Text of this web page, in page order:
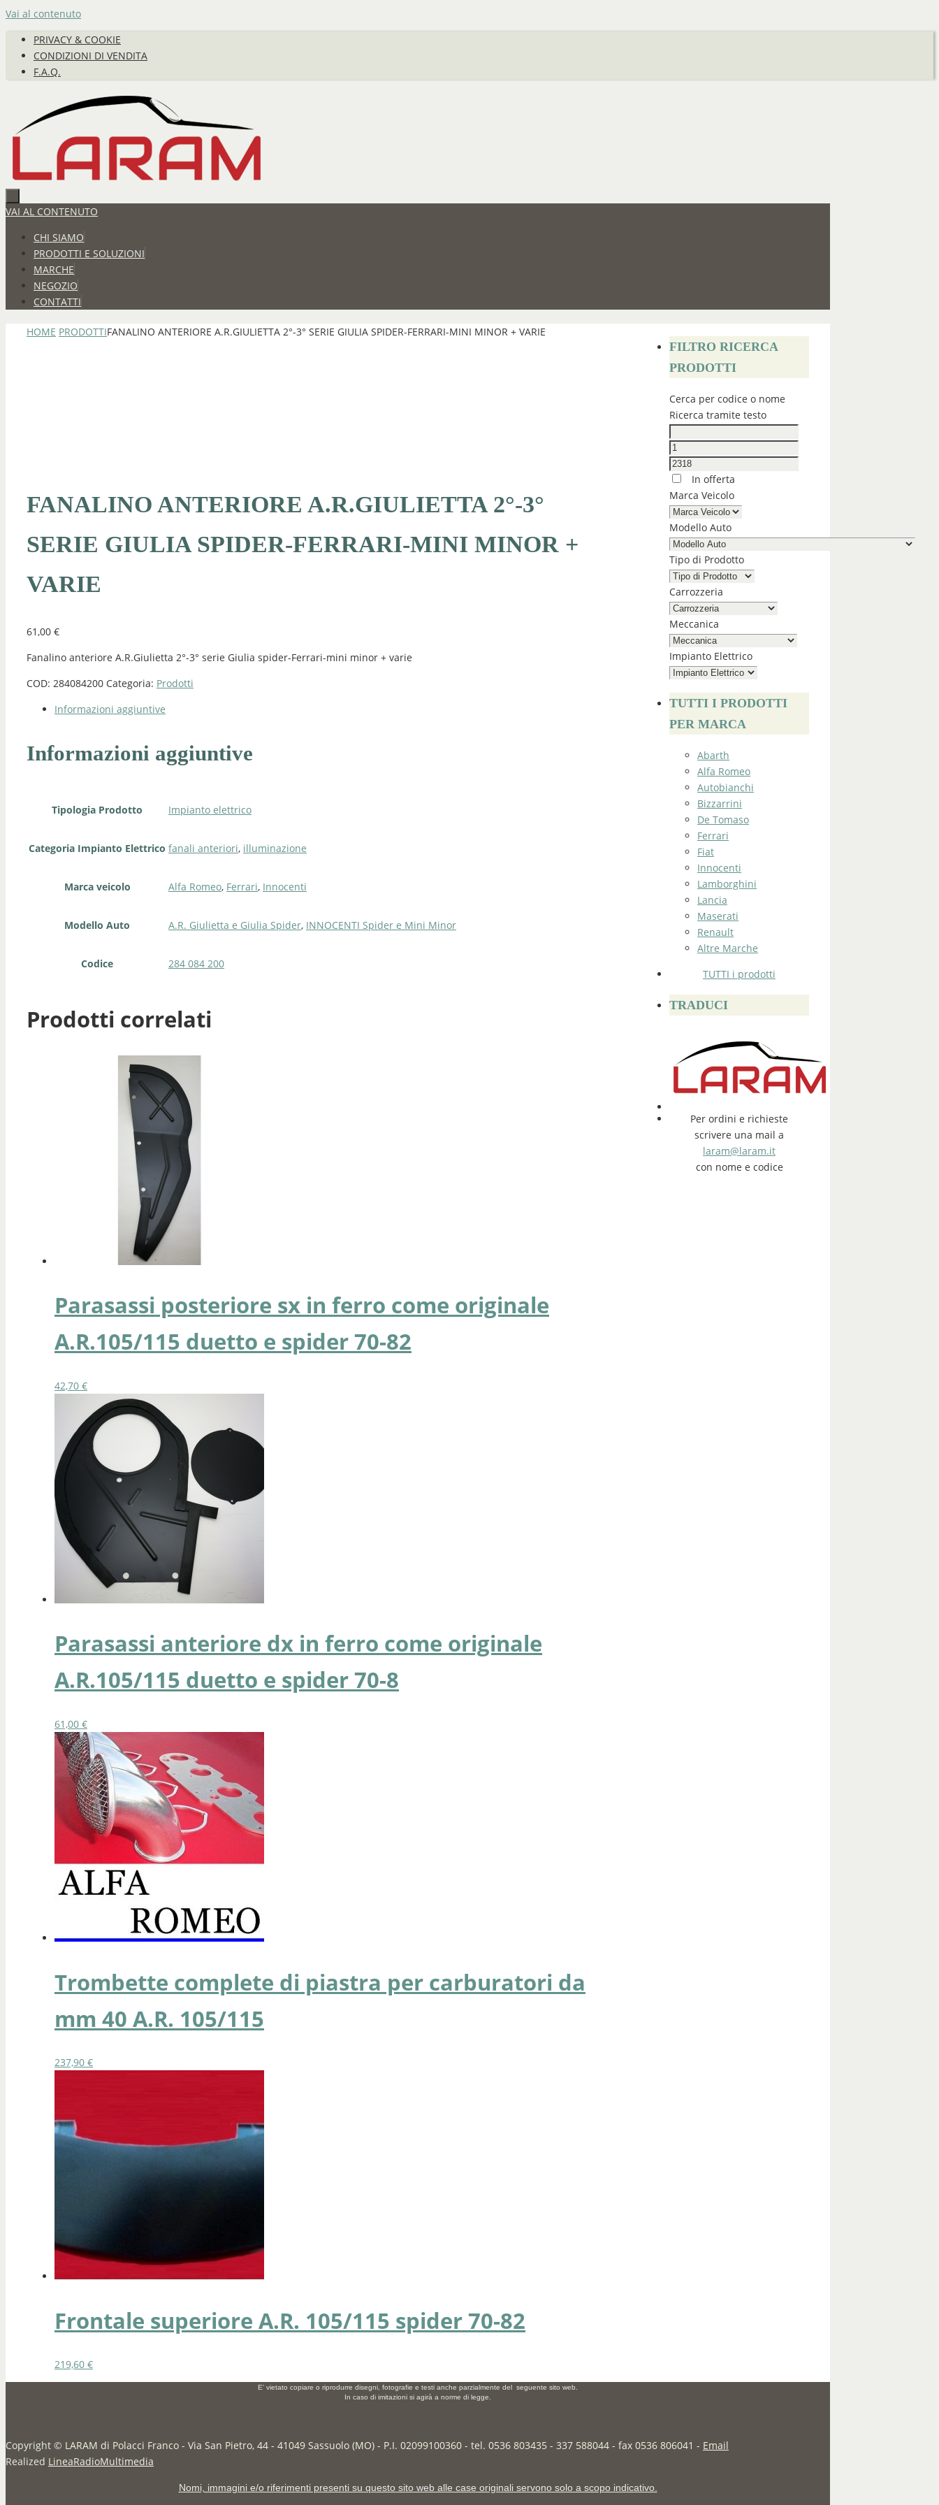
Vai al contenuto
PRIVACY & COOKIE
CONDIZIONI DI VENDITA
F.A.Q.
VAI AL CONTENUTO
CHI SIAMO
PRODOTTI E SOLUZIONI
MARCHE
NEGOZIO
CONTATTI
HOME PRODOTTIFANALINO ANTERIORE A.R.GIULIETTA 2°-3° SERIE GIULIA SPIDER-FERRARI-MINI MINOR + VARIE
FANALINO ANTERIORE A.R.GIULIETTA 2°-3°
SERIE GIULIA SPIDER-FERRARI-MINI MINOR +
VARIE
61,00 €
Fanalino anteriore A.R.Giulietta 2°-3° serie Giulia spider-Ferrari-mini minor + varie
COD: 284084200 Categoria: Prodotti
Informazioni aggiuntive
Informazioni aggiuntive
Tipologia Prodotto Impianto elettrico
Categoria Impianto Elettrico fanali anteriori, illuminazione
Marca veicolo Alfa Romeo, Ferrari, Innocenti
Modello Auto A.R. Giulietta e Giulia Spider, INNOCENTI Spider e Mini Minor
Codice 284 084 200
Prodotti correlati
Parasassi posteriore sx in ferro come originale
A.R.105/115 duetto e spider 70-82
42,70 €
Parasassi anteriore dx in ferro come originale
A.R.105/115 duetto e spider 70-8
61,00 €
Trombette complete di piastra per carburatori da
mm 40 A.R. 105/115
237,90 €
Frontale superiore A.R. 105/115 spider 70-82
219,60 €
FILTRO RICERCA
PRODOTTI
Cerca per codice o nome
Ricerca tramite testo
In offerta
Marca Veicolo
Modello Auto
Tipo di Prodotto
Carrozzeria
Meccanica
Impianto Elettrico
TUTTI I PRODOTTI
PER MARCA
Abarth
Alfa Romeo
Autobianchi
Bizzarrini
De Tomaso
Ferrari
Fiat
Innocenti
Lamborghini
Lancia
Maserati
Renault
Altre Marche
TUTTI i prodotti
TRADUCI
Per ordini e richieste
scrivere una mail a
laram@laram.it
con nome e codice
E' vietato copiare o riprodurre disegni, fotografie e testi anche parzialmente del seguente sito web.
In caso di imitazioni si agirà a norme di legge.
Copyright © LARAM di Polacci Franco - Via San Pietro, 44 - 41049 Sassuolo (MO) - P.I. 02099100360 - tel. 0536 803435 - 337 588044 - fax 0536 806041 - Email
Realized LineaRadioMultimedia
Nomi, immagini e/o riferimenti presenti su questo sito web alle case originali servono solo a scopo indicativo.